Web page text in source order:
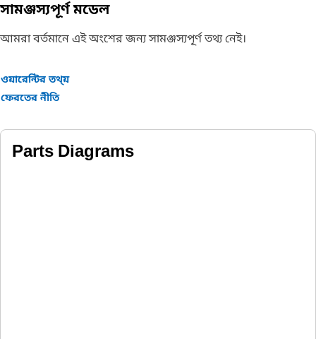
সামঞ্জস্যপূর্ণ মডেল
আমরা বর্তমানে এই অংশের জন্য সামঞ্জস্যপূর্ণ তথ্য নেই।
ওয়ারেন্টির তথ্য়
ফেরতের নীতি
Parts Diagrams